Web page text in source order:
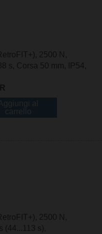
2500 N,
s, Corsa 50 mm, IP54,
2500 N,
(44...113 s),